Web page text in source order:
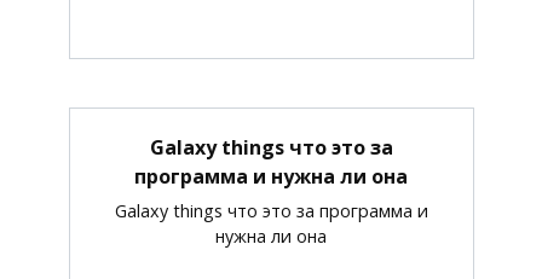
Galaxy things что это за
программа и нужна ли она
Galaxy things что это за программа и
нужна ли она